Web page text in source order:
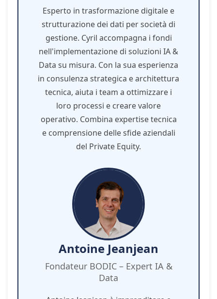
Esperto in trasformazione digitale e
strutturazione dei dati per società di
gestione. Cyril accompagna i fondi
nell'implementazione di soluzioni IA &
Data su misura. Con la sua esperienza
in consulenza strategica e architettura
tecnica, aiuta i team a ottimizzare i
loro processi e creare valore
operativo. Combina expertise tecnica
e comprensione delle sfide aziendali
del Private Equity.
Antoine Jeanjean
Fondateur BODIC – Expert IA &
Data